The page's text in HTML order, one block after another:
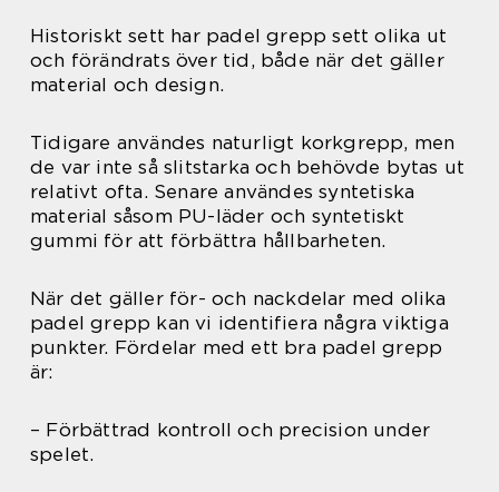
Historiskt sett har padel grepp sett olika ut
och förändrats över tid, både när det gäller
material och design.
Tidigare användes naturligt korkgrepp, men
de var inte så slitstarka och behövde bytas ut
relativt ofta. Senare användes syntetiska
material såsom PU-läder och syntetiskt
gummi för att förbättra hållbarheten.
När det gäller för- och nackdelar med olika
padel grepp kan vi identifiera några viktiga
punkter. Fördelar med ett bra padel grepp
är:
– Förbättrad kontroll och precision under
spelet.